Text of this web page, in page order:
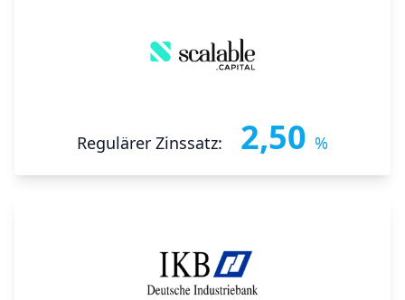
Regulärer Zinssatz: 2,50 %